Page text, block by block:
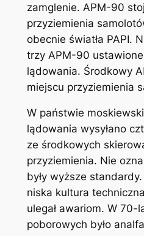
zamglenie. APM-90
przyziemienia
obecnie światła PAPI.
trzy APM-90
lądowania. Środkowy
miejscu przyziemienia
W państwie
lądowania wysyłano
ze środkowych
przyziemienia. Nie
były wyższe
niska kultura
ulegał awariom. W 70-
poborowych było